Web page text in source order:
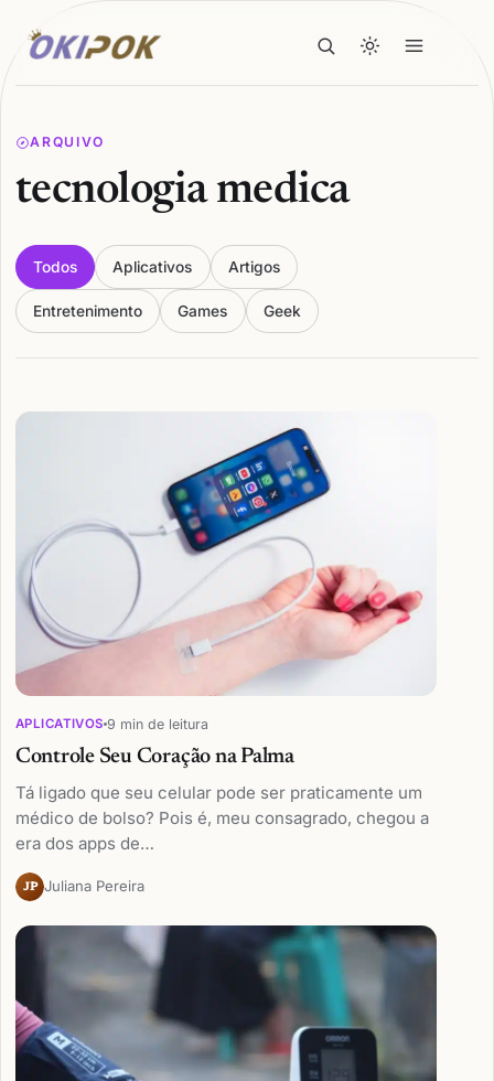
ARQUIVO
tecnologia medica
Todos Aplicativos Artigos
Entretenimento Games Geek
Articles
APLICATIVOS 9 min de leitura
Controle Seu Coração na Palma
Tá ligado que seu celular pode ser praticamente um
médico de bolso? Pois é, meu consagrado, chegou a
era dos apps de…
JP Juliana Pereira